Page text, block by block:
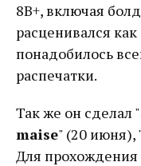
8B+, включая
расценивался
понадобилось
распечатки.
Так же он сделал "
maise" (20 июня),
Для прохождения